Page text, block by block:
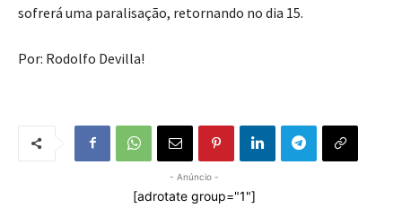
sofrerá uma paralisação, retornando no dia 15.
Por: Rodolfo Devilla!
- Anúncio -
[adrotate group="1"]